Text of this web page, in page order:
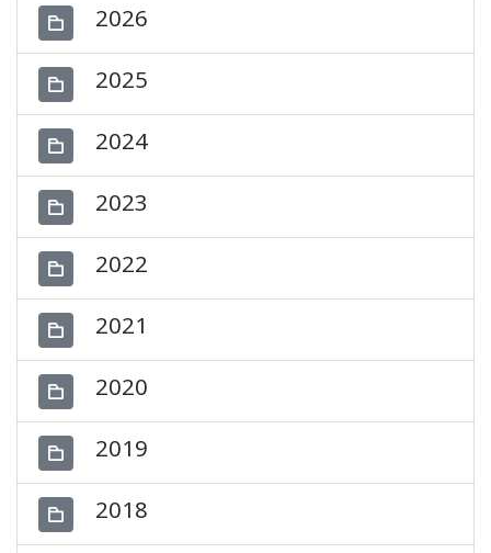
2026
2025
2024
2023
2022
2021
2020
2019
2018